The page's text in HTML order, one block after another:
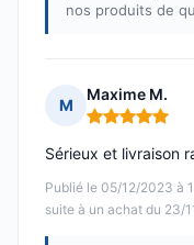
nos produits de
M
Maxime M.
Note : 5 sur 5
Publié le 05/12/2023 à
suite à un achat du 23/
Sérieux et livraison